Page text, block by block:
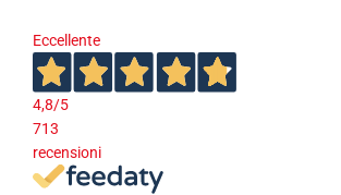
Eccellente
4,8/5
713
recensioni